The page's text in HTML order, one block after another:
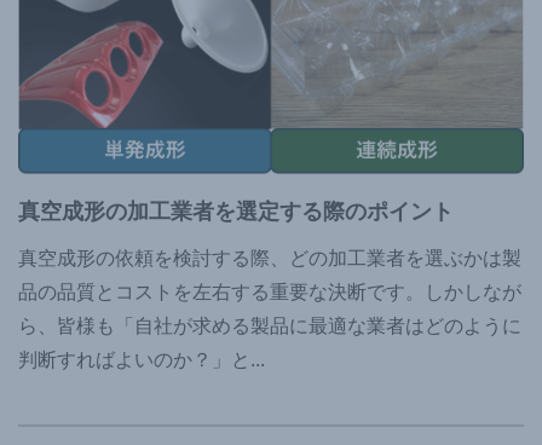
真空成形の加工業者を選定する際のポイント
真空成形の依頼を検討する際、どの加工業者を選ぶかは製
品の品質とコストを左右する重要な決断です。しかしなが
ら、皆様も「自社が求める製品に最適な業者はどのように
判断すればよいのか？」と ...